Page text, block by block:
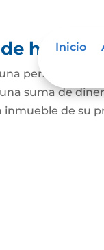
Inicio
persona, o
suma de
de su